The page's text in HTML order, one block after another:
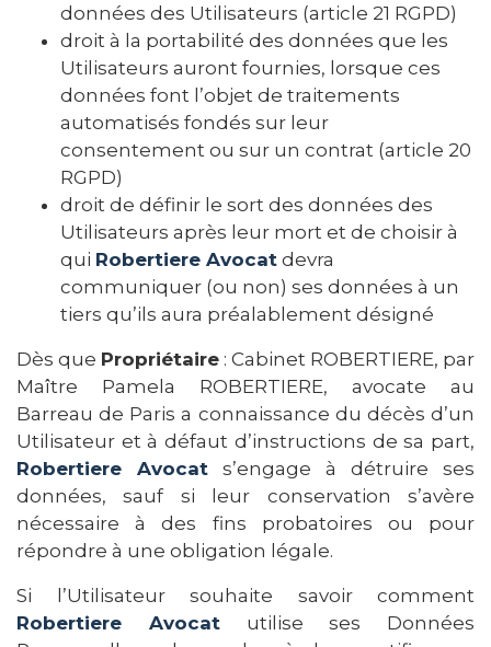
données des Utilisateurs (article 21 RGPD)
droit à la portabilité des données que les
Utilisateurs auront fournies, lorsque ces
données font l’objet de traitements
automatisés fondés sur leur
consentement ou sur un contrat (article 20
RGPD)
droit de définir le sort des données des
Utilisateurs après leur mort et de choisir à
qui Robertiere Avocat devra
communiquer (ou non) ses données à un
tiers qu’ils aura préalablement désigné
Dès que Propriétaire : Cabinet ROBERTIERE, par
Maître Pamela ROBERTIERE, avocate au
Barreau de Paris a connaissance du décès d’un
Utilisateur et à défaut d’instructions de sa part,
Robertiere Avocat s’engage à détruire ses
données, sauf si leur conservation s’avère
nécessaire à des fins probatoires ou pour
répondre à une obligation légale.
Si l’Utilisateur souhaite savoir comment
Robertiere Avocatutilise ses Données